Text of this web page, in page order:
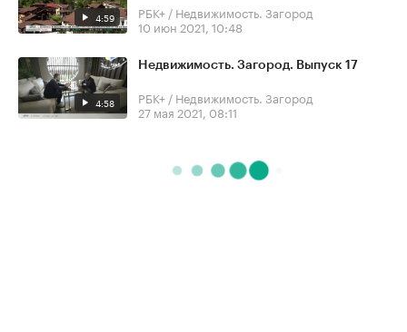
4:59
РБК+ / Недвижимость. Загород
10 июн 2021, 10:48
4:58
Недвижимость. Загород. Выпуск 17
РБК+ / Недвижимость. Загород
27 мая 2021, 08:11